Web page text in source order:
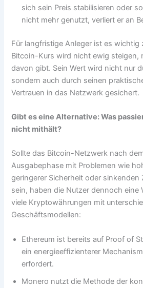
sich sein Preis stabilisieren oder
nicht mehr genutzt, verliert er an
Für langfristige Anleger ist es wichtig
Bitcoin-Kurs wird nicht ewig steigen,
davon gibt. Sein Wert wird nicht nur
sondern auch durch seinen
Vertrauen in das Netzwerk gesichert.
Gibt es eine Alternative: Was
nicht mithält?
Sollte das Bitcoin-Netzwerk nach
Ausgabephase mit Problemen wie
geringerer Sicherheit oder
sein, haben die Nutzer dennoch eine
viele Kryptowährungen mit
Geschäftsmodellen:
Ethereum ist bereits auf Proof of
ein energieeffizienterer
erfordert.
Monero nutzt die Methode der